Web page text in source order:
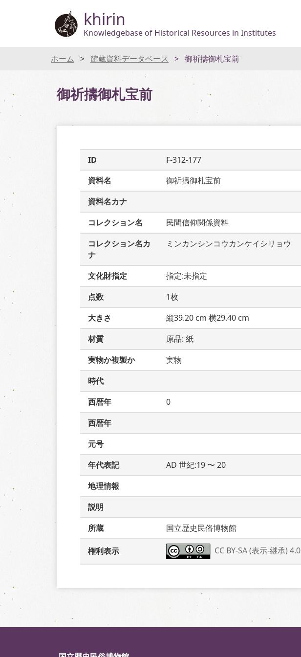
khirin
Knowledgebase of Historical Resources in Institutes
ホーム 館蔵資料データベース 御祈擣御札宝前
御祈擣御札宝前
ID
F-312-177
資料名
御祈擣御札宝前
資料名カナ
コレクション名
民間信仰関係資料
コレクション名カ
ナ
ミンカンシンコウカンケイシリョウ
文化財指定
指定:未指定
点数
1枚
大きさ
縦39.20 cm 横29.40 cm
材質
原品: 紙
実物か複製か
実物
時代
西暦年
0
西暦年
元号
年代表記
AD 世紀:19 〜 20
地理情報
説明
所蔵
国立歴史民俗博物館
権利表示 CC BY-SA (表示-継承) 4.0